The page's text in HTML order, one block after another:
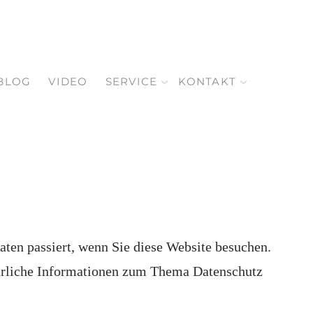
VIDEO SERVICE KONTAKT
passiert, wenn Sie diese Website besuchen.
Informationen zum Thema Datenschutz